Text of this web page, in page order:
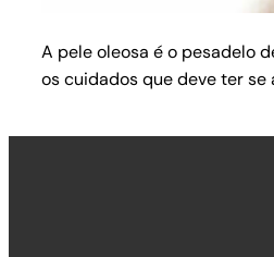
A pele oleosa é o pesadelo
os cuidados que deve ter se